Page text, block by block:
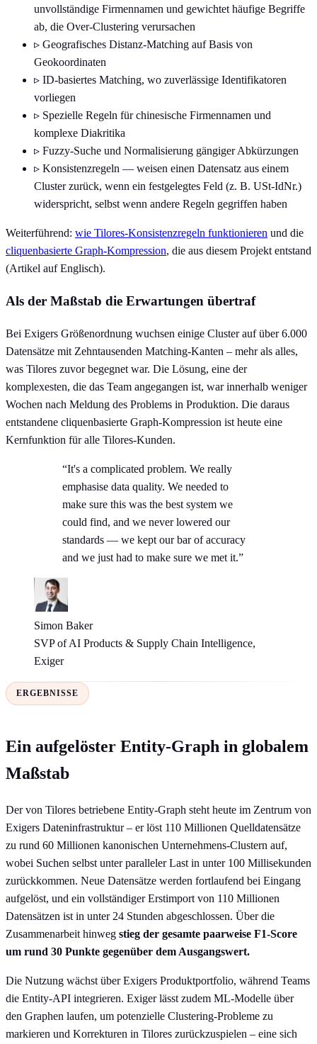
unvollständige Firmennamen und gewichtet häufige Begriffe
ab, die Over-Clustering verursachen
▹ Geografisches Distanz-Matching auf Basis von
Geokoordinaten
▹ ID-basiertes Matching, wo zuverlässige Identifikatoren
vorliegen
▹ Spezielle Regeln für chinesische Firmennamen und
komplexe Diakritika
▹ Fuzzy-Suche und Normalisierung gängiger Abkürzungen
▹ Konsistenzregeln — weisen einen Datensatz aus einem
Cluster zurück, wenn ein festgelegtes Feld (z. B. USt-IdNr.)
widerspricht, selbst wenn andere Regeln gegriffen haben
Weiterführend: wie Tilores-Konsistenzregeln funktionieren und die
cliquenbasierte Graph-Kompression, die aus diesem Projekt entstand
(Artikel auf Englisch).
Als der Maßstab die Erwartungen übertraf
Bei Exigers Größenordnung wuchsen einige Cluster auf über 6.000
Datensätze mit Zehntausenden Matching-Kanten – mehr als alles,
was Tilores zuvor begegnet war. Die Lösung, eine der
komplexesten, die das Team angegangen ist, war innerhalb weniger
Wochen nach Meldung des Problems in Produktion. Die daraus
entstandene cliquenbasierte Graph-Kompression ist heute eine
Kernfunktion für alle Tilores-Kunden.
“It's a complicated problem. We really
emphasise data quality. We needed to
make sure this was the best system we
could find, and we never lowered our
standards — we kept our bar of accuracy
and we just had to make sure we met it.”
Simon Baker
SVP of AI Products & Supply Chain Intelligence,
Exiger
ERGEBNISSE
Ein aufgelöster Entity-Graph in globalem
Maßstab
Der von Tilores betriebene Entity-Graph steht heute im Zentrum von
Exigers Dateninfrastruktur – er löst 110 Millionen Quelldatensätze
zu rund 60 Millionen kanonischen Unternehmens-Clustern auf,
wobei Suchen selbst unter paralleler Last in unter 100 Millisekunden
zurückkommen. Neue Datensätze werden fortlaufend bei Eingang
aufgelöst, und ein vollständiger Erstimport von 110 Millionen
Datensätzen ist in unter 24 Stunden abgeschlossen. Über die
Zusammenarbeit hinweg stieg der gesamte paarweise F1-Score
um rund 30 Punkte gegenüber dem Ausgangswert.
Die Nutzung wächst über Exigers Produktportfolio, während Teams
die Entity-API integrieren. Exiger lässt zudem ML-Modelle über
den Graphen laufen, um potenzielle Clustering-Probleme zu
markieren und Korrekturen in Tilores zurückzuspielen – eine sich